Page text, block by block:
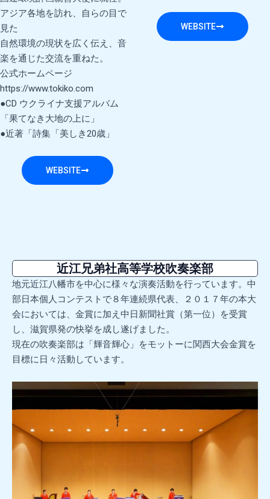
アジア各地を訪れ、自らの目で
見た
自然環境の現状を広く伝え、音
楽を通じた交流を重ねた。
公式ホームページ
https://www.tokiko.com
●CD ウクライナ支援アルバム
「果てなき大地の上に」
●近著「詩集「美しき20歳」
WEBSITE
WEBSITE
近江兄弟社高等学校吹奏楽部
地元近江八幡市を中心に様々な演奏活動を行っています。中
部日本個人コンテストで８年連続県代表、２０１７年の本大
会においては、金賞に加え中日新聞社賞（第一位）を受賞
し、滋賀県発の快挙を成し遂げました。
現在の吹奏楽部は「輝音輝心」をモットーに関西大会金賞を
目標に日々活動しています。